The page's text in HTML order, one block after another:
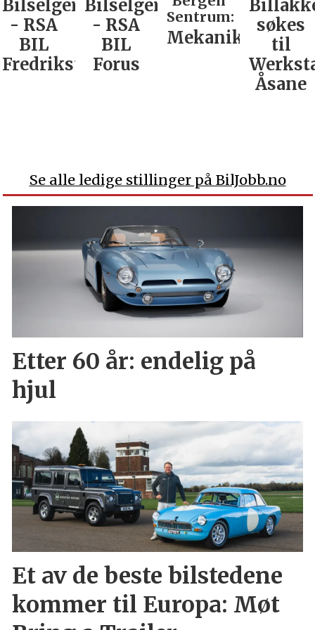
Bilselger
- RSA
BIL
Fredrikstad
Bilselger
- RSA
BIL
Forus
Sentrum:
Mekaniker
søkes
til
Åsane
Se alle ledige stillinger på BilJobb.no
Etter 60 år: endelig på
hjul
Et av de beste bilstedene
kommer til Europa: Møt